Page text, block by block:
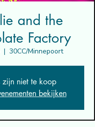
and the
Factory
  |
30CC/Minnepoort
zijn niet te koop
bekijken